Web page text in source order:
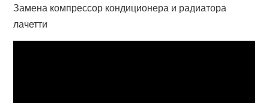
Замена компрессор кондиционера и радиатора
лачетти